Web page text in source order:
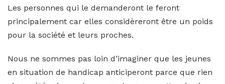
Les personnes qui le demanderont le feront
principalement car elles considèreront être un poids
pour la société et leurs proches.
Nous ne sommes pas loin d’imaginer que les jeunes
en situation de handicap anticiperont parce que rien